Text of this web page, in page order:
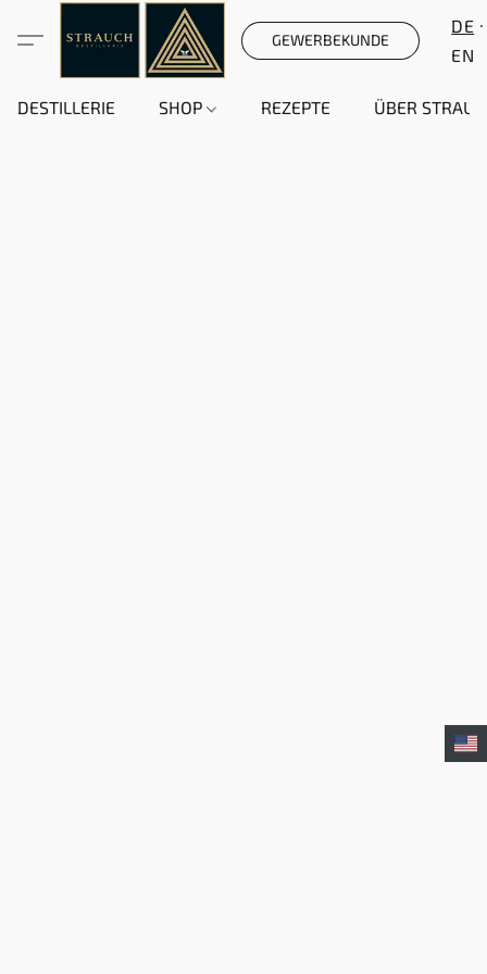
GEWERBEKUNDE
DE
EN
DESTILLERIE SHOP REZEPTE ÜBER